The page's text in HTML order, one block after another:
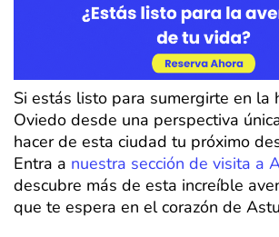
Si estás listo para sumergirte en la
Oviedo desde una perspectiva
hacer de esta ciudad tu próximo
Entra a nuestra sección de visita a
descubre más de esta increíble
que te espera en el corazón de